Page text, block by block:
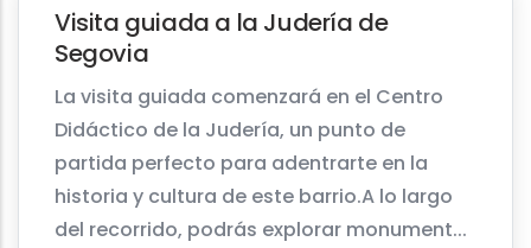
Visita guiada a la Judería de
Segovia
La visita guiada comenzará en el Centro
Didáctico de la Judería, un punto de
partida perfecto para adentrarte en la
historia y cultura de este barrio.A lo largo
del recorrido, podrás explorar monument...